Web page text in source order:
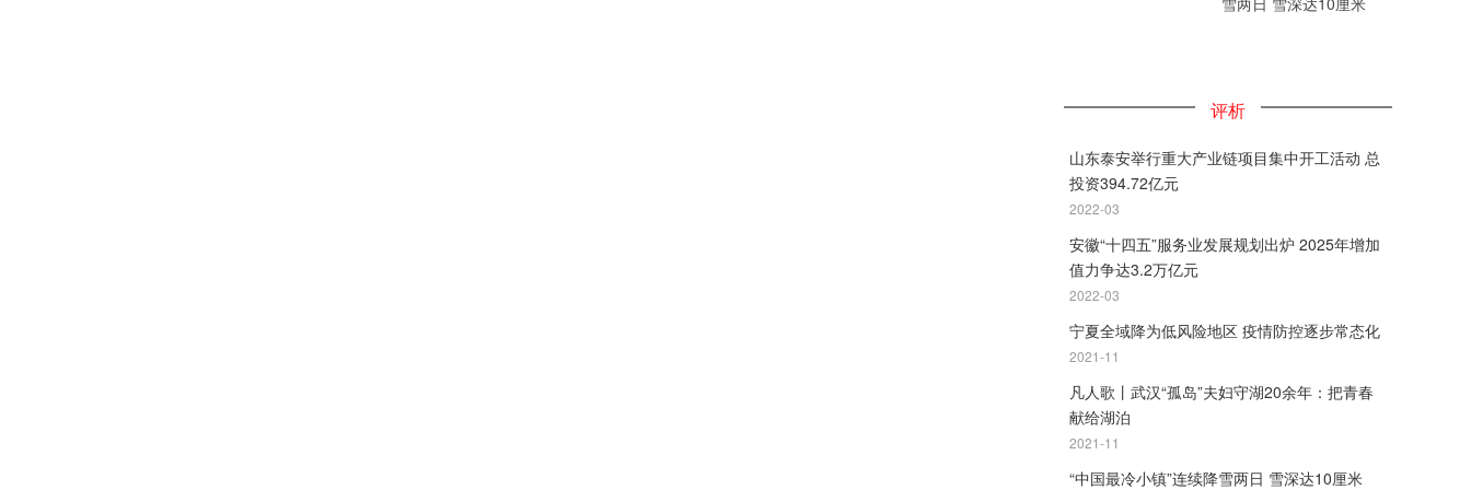
评析
山东泰安举行重大产业链项目集中开工活动 总
投资394.72亿元
2022-03
安徽“十四五”服务业发展规划出炉 2025年增加
值力争达3.2万亿元
2022-03
宁夏全域降为低风险地区 疫情防控逐步常态化
2021-11
凡人歌丨武汉“孤岛”夫妇守湖20余年：把青春
献给湖泊
2021-11
“中国最冷小镇”连续降雪两日 雪深达10厘米